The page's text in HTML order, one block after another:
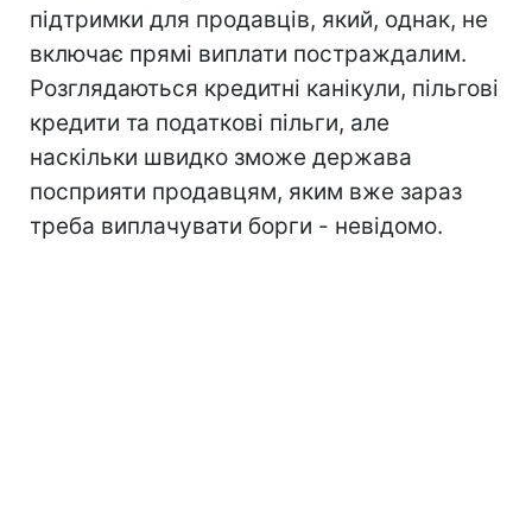
підтримки для продавців, який, однак, не
включає прямі виплати постраждалим.
Розглядаються кредитні канікули, пільгові
кредити та податкові пільги, але
наскільки швидко зможе держава
посприяти продавцям, яким вже зараз
треба виплачувати борги - невідомо.